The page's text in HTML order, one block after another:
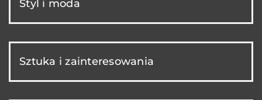
Styl i moda
Sztuka i zainteresowania